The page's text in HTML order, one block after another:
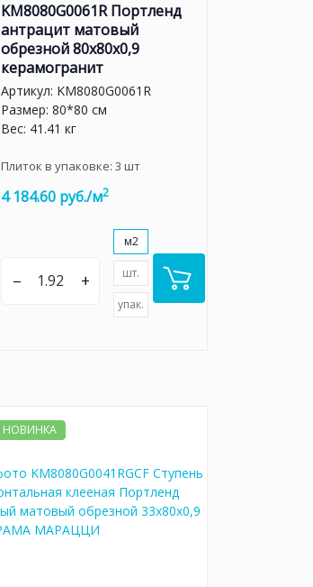
KM8080G0061R Портленд
антрацит матовый
обрезной 80x80x0,9
керамогранит
Артикул: KM8080G0061R
Размер: 80*80 см
Вес: 41.41 кг
Плиток в упаковке: 3 шт
4 184.60 руб./м2
– +
м2
шт.
упак.
НОВИНКА